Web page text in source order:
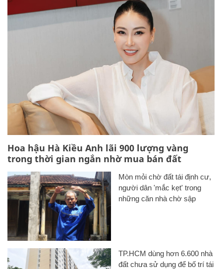
Hoa hậu Hà Kiều Anh lãi 900 lượng vàng
trong thời gian ngắn nhờ mua bán đất
Mòn mỏi chờ đất tái định cư,
người dân 'mắc kẹt' trong
những căn nhà chờ sập
TP.HCM dùng hơn 6.600 nhà
đất chưa sử dụng để bố trí tái